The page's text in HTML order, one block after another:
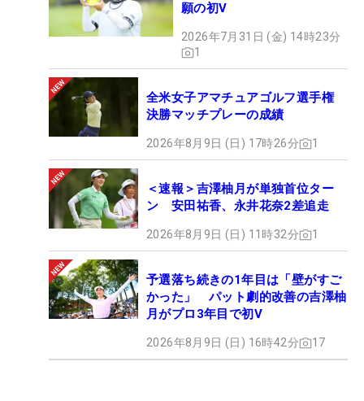
願の初V
2026年7月31日 (金) 14時23分
1
全米女子アマチュアゴルフ選手権
決勝マッチプレーの成績
2026年8月9日 (日) 17時26分 1
＜速報＞吉澤柚月が単独首位ター
ン 安田祐香、永井花奈2差追走
2026年8月9日 (日) 11時32分 1
予選落ち続きの1年目は「壁がすご
かった」 パット劇的改善の吉澤柚
月がプロ3年目で初V
2026年8月9日 (日) 16時42分 17